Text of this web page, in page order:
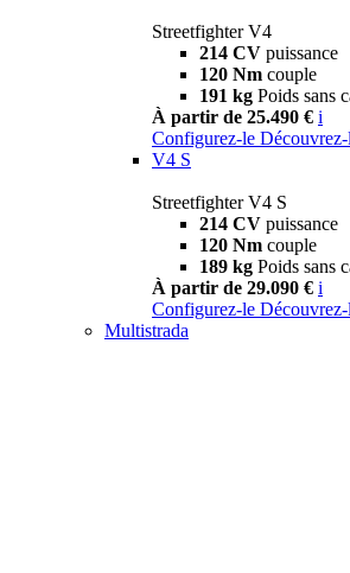
Streetfighter V4
214 CV puissance
120 Nm couple
191 kg Poids sans
À partir de 25.490 € i
Configurez-le
V4 S
Streetfighter V4 S
214 CV puissance
120 Nm couple
189 kg Poids sans
À partir de 29.090 € i
Configurez-le
Multistrada